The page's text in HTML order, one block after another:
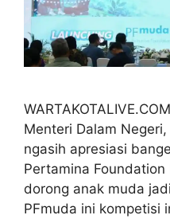
Menteri Dalam
ngasih apresiasi
Pertamina
dorong anak muda
PFmuda ini kompetisi